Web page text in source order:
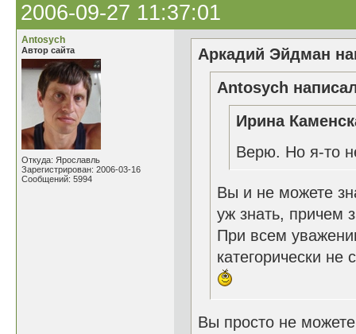
2006-09-27 11:37:01
Antosych
Автор сайта
Откуда: Ярославль
Зарегистрирован: 2006-03-16
Сообщений: 5994
Аркадий Эйдман
Antosych
Ирина
Верю. Но я-то
Вы и не можете
уж знать, причем
При всем
категорически не
Вы просто не